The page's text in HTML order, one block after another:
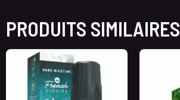
PRODUITS SIMILAIRES